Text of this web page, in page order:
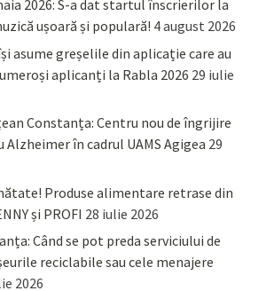
2026: S-a dat startul înscrierilor la
ușoară și populară! 4 august 2026
asume greșelile din aplicație care au
aplicanți la Rabla 2026 29 iulie
Constanța: Centru nou de îngrijire
în cadrul UAMS Agigea 29
Produse alimentare retrase din
și PROFI 28 iulie 2026
Când se pot preda serviciului de
reciclabile sau cele menajere
2026